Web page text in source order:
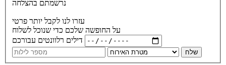
נרשמתם בהצלחה
עזרו לנו לקבל יותר פרטי
על החופשה שלכם כדי שנוכל לשלוח
שלח